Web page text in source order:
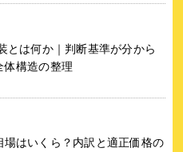
とは何か｜判断基準が分から
体構造の整理
場はいくら？内訳と適正価格の